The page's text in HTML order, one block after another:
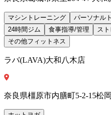
マシントレーニング パーソナル
24時間ジム
食事指導/管理 ス
その他フィットネス
ラバ(LAVA)大和八木店
奈良県橿原市内膳町5-2-15松